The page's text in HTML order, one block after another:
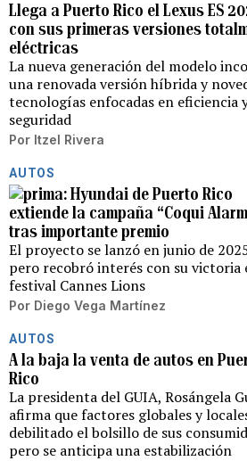
Llega a Puerto Rico el Lexus ES
con sus primeras versiones
eléctricas
La nueva generación del modelo
una renovada versión híbrida y
tecnologías enfocadas en eficiencia
seguridad
Por Itzel Rivera
AUTOS
Hyundai de Puerto Rico
extiende la campaña “Coqui
tras importante premio
El proyecto se lanzó en junio de
pero recobró interés con su victoria
festival Cannes Lions
Por Diego Vega Martínez
AUTOS
A la baja la venta de autos en
Rico
La presidenta del GUIA, Rosángela
afirma que factores globales y
debilitado el bolsillo de sus
pero se anticipa una estabilización